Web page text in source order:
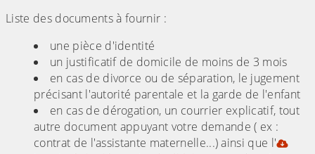
Liste des documents à fournir :
une pièce d'identité
un justificatif de domicile de moins de 3 mois
en cas de divorce ou de séparation, le jugement
précisant l'autorité parentale et la garde de l'enfant
en cas de dérogation, un courrier explicatif, tout
autre document appuyant votre demande ( ex :
contrat de l'assistante maternelle...) ainsi que l'